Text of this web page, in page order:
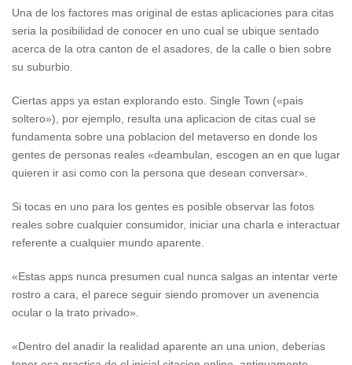
Una de los factores mas original de estas aplicaciones para citas
seri­a la posibilidad de conocer en uno cual se ubique sentado
acerca de la otra canton de el asadores, de la calle o bien sobre
su suburbio.
Ciertas apps ya estan explorando esto. Single Town («pais
soltero»), por ejemplo, resulta una aplicacion de citas cual se
fundamenta sobre una poblacion del metaverso en donde los
gentes de personas reales «deambulan, escogen an en que lugar
quieren ir asi­ como con la persona que desean conversar».
Si tocas en uno para los gentes es posible observar las fotos
reales sobre cualquier consumidor, iniciar una charla e interactuar
referente a cualquier mundo aparente.
«Estas apps nunca presumen cual nunca salgas an intentar verte
rostro a cara, el parece seguir siendo promover un avenencia
ocular o la trato privado».
«Dentro del anadir la realidad aparente an una union, deberias